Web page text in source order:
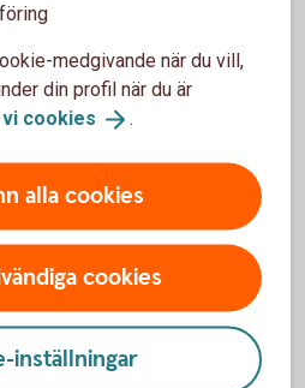
medgivande när du vill,
din profil när du är
cookies .
alla cookies
cookies
inställningar